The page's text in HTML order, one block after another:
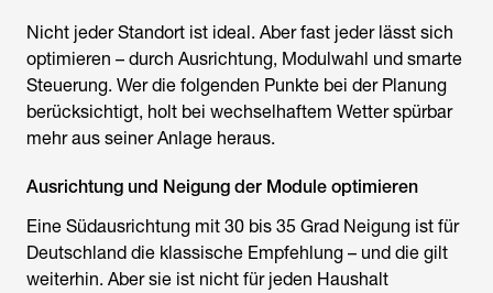
Nicht jeder Standort ist ideal. Aber fast jeder lässt sich
optimieren – durch Ausrichtung, Modulwahl und smarte
Steuerung. Wer die folgenden Punkte bei der Planung
berücksichtigt, holt bei wechselhaftem Wetter spürbar
mehr aus seiner Anlage heraus.
Ausrichtung und Neigung der Module optimieren
Eine Südausrichtung mit 30 bis 35 Grad Neigung ist für
Deutschland die klassische Empfehlung – und die gilt
weiterhin. Aber sie ist nicht für jeden Haushalt